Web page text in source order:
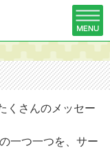
くさんのメッセー
一つ一つを、サー